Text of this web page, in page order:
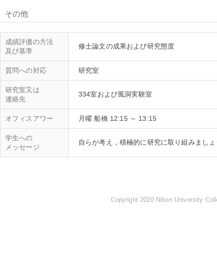
その他
成績評価の方法
及び基準
質問への対応
研究室又は
連絡先
オフィスアワー 月曜 船橋 12:15 ～ 13:15
学生への
メッセージ
Copyright 2020 Nihon University